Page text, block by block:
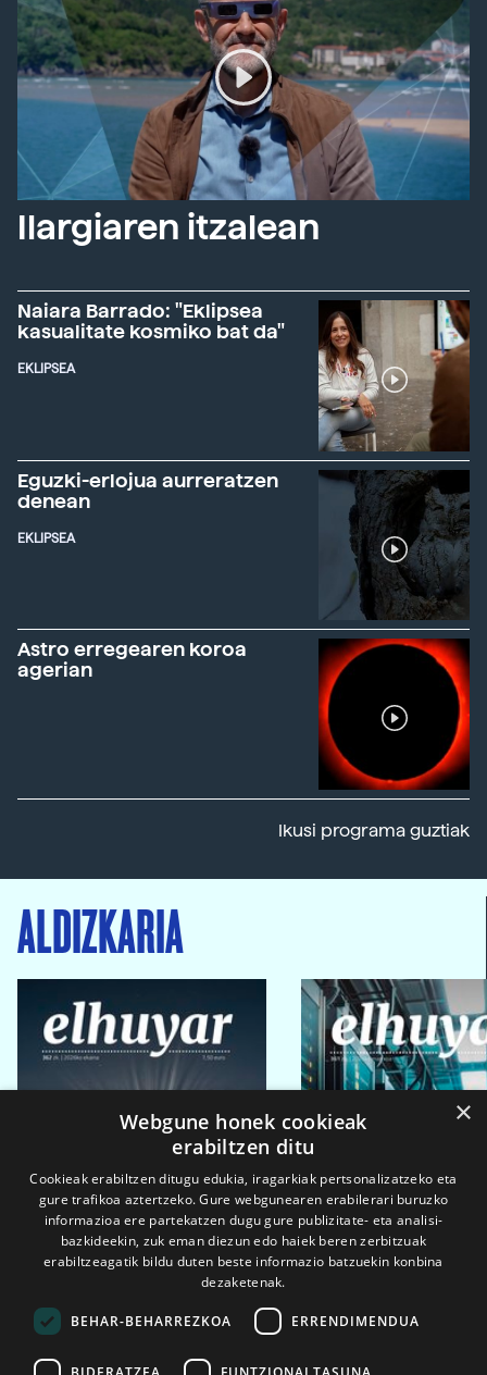
Ilargiaren itzalean
Naiara Barrado: "Eklipsea
kasualitate kosmiko bat da"
EKLIPSEA
Eguzki-erlojua aurreratzen
denean
EKLIPSEA
Astro erregearen koroa
agerian
Ikusi programa guztiak
ALDIZKARIA
×
Webgune honek cookieak
erabiltzen ditu
Cookieak erabiltzen ditugu edukia, iragarkiak pertsonalizatzeko eta
gure trafikoa aztertzeko. Gure webgunearen erabilerari buruzko
informazioa ere partekatzen dugu gure publizitate- eta analisi-
bazkideekin, zuk eman diezun edo haiek beren zerbitzuak
erabiltzeagatik bildu duten beste informazio batzuekin konbina
dezaketenak.
BEHAR-BEHARREZKOA ERRENDIMENDUA